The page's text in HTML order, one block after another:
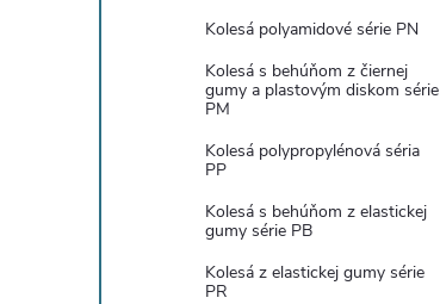
Kolesá polyamidové série PN
Kolesá s behúňom z čiernej
gumy a plastovým diskom série
PM
Kolesá polypropylénová séria
PP
Kolesá s behúňom z elastickej
gumy série PB
Kolesá z elastickej gumy série
PR